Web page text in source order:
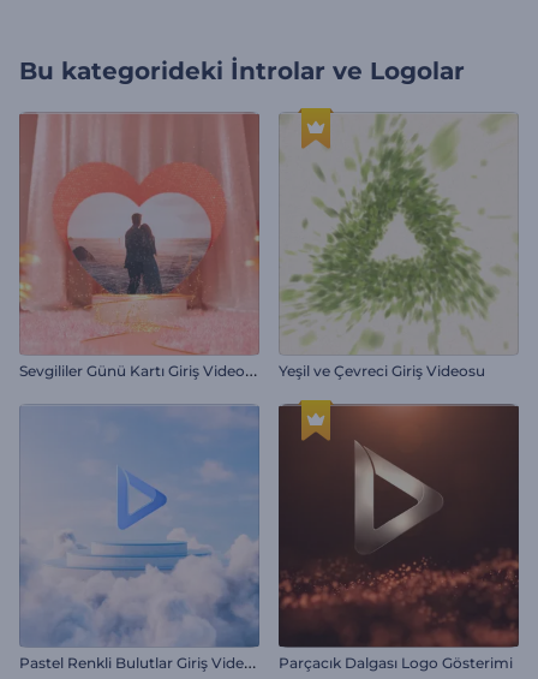
Bu kategorideki İntrolar ve Logolar
S
evgililer Günü Kartı Giriş Videosu Yeşil ve Çevreci Giriş Videosu
P
astel Renkli Bulutlar Giriş Videosu Parçacık Dalgası Logo Gösterimi